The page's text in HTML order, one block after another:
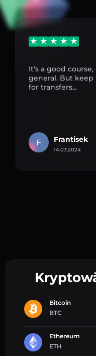
It's a good
general. But
for transfers...
F Frantisek
14.03.2024
Bitcoin
BTC
Ethereum
ETH